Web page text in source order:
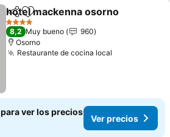
CompartirAñadir a favoritos
hotel mackenna osorno
4 Estrellas
8,2 Muy bueno
960
Osorno
Restaurante de cocina local
ver los precios
Ver precios